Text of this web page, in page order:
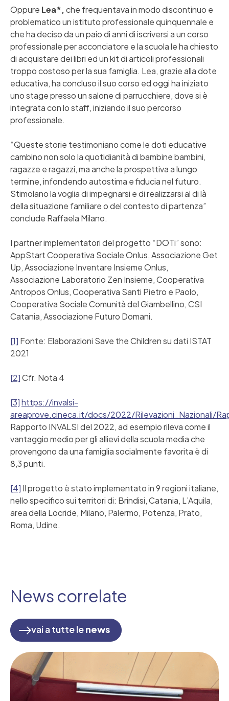
Oppure Lea*,che frequentava in modo discontinuo e
problematico un istituto professionale quinquennale e
che ha deciso da un paio di anni di iscriversi a un corso
professionale per acconciatore e la scuola le ha chiesto
di acquistare dei libri ed un kit di articoli professionali
troppo costoso per la sua famiglia. Lea, grazie alla dote
educativa, ha concluso il suo corso ed oggi ha iniziato
uno stage presso un salone di parrucchiere, dove si è
integrata con lo staff, iniziando il suo percorso
professionale.
“Queste storie testimoniano come le doti educative
cambino non solo la quotidianità di bambine bambini,
ragazze e ragazzi, ma anche la prospettiva a lungo
termine, infondendo autostima e fiducia nel futuro.
Stimolano la voglia di impegnarsi e di realizzarsi al di là
della situazione familiare o del contesto di partenza”
conclude Raffaela Milano.
I partner implementatori del progetto “DOTi” sono:
AppStart Cooperativa Sociale Onlus, Associazione Get
Up, Associazione Inventare Insieme Onlus,
Associazione Laboratorio Zen Insieme, Cooperativa
Antropos Onlus, Cooperativa Santi Pietro e Paolo,
Cooperativa Sociale Comunità del Giambellino, CSI
Catania, Associazione Futuro Domani.
[1] Fonte: Elaborazioni Save the Children su dati ISTAT
2021
[2]Cfr. Nota 4
[3]https://invalsi-
areaprove.cineca.it/docs/2022/Rilevazioni_Nazionali/
Rapporto INVALSI del 2022, ad esempio rileva come il
vantaggio medio per gli allievi della scuola media che
provengono da una famiglia socialmente favorita è di
8,3 punti.
[4] Il progetto è stato implementato in 9 regioni italiane,
nello specifico sui territori di: Brindisi, Catania, L’Aquila,
area della Locride, Milano, Palermo, Potenza, Prato,
Roma, Udine.
News correlate
vai a tutte lenews